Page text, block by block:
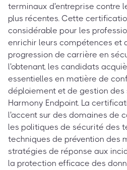
terminaux d'entreprise contre
plus récentes. Cette
considérable pour les
enrichir leurs compétences et
progression de carrière en
l'obtenant, les candidats
essentielles en matière de
déploiement et de gestion des
Harmony Endpoint. La
l'accent sur des domaines de
les politiques de sécurité des
techniques de prévention des
stratégies de réponse aux
la protection efficace des